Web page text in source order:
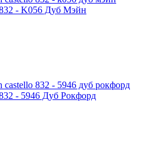
- K056 Дуб Мэйн
- 5946 Дуб Рокфорд